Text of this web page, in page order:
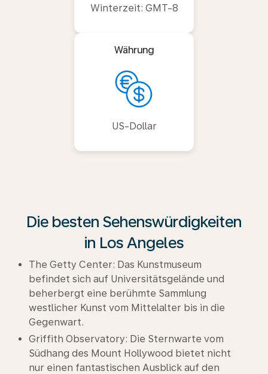
Winterzeit: GMT-8
Währung
US-Dollar
Die besten Sehenswürdigkeiten
in Los Angeles
The Getty Center: Das Kunstmuseum
befindet sich auf Universitätsgelände und
beherbergt eine berühmte Sammlung
westlicher Kunst vom Mittelalter bis in die
Gegenwart.
Griffith Observatory: Die Sternwarte vom
Südhang des Mount Hollywood bietet nicht
nur einen fantastischen Ausblick auf den